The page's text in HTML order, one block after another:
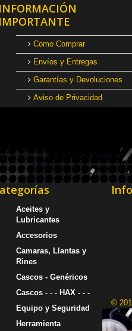
INFORMACIÓN
IMPORTANTE
Como Comprar
Envíos y Entregas
Garantías y Devoluciones
Aviso de Privacidad
Aceites y
Lubricantes
Accesorios
Camaras, Llantas y
Rines
Cascos - Genéricos
Cascos - - - HAX - - -
Equipo y Seguridad
Herramienta
©